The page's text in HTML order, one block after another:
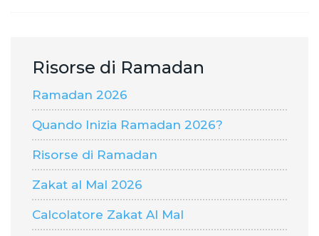
Risorse di Ramadan
Ramadan 2026
Quando Inizia Ramadan 2026?
Risorse di Ramadan
Zakat al Mal 2026
Calcolatore Zakat Al Mal